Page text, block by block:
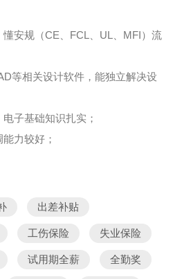
安规（CE、FCL、UL、MFI）流
等相关设计软件，能独立解决设
子基础知识扎实；
力较好；
出差补贴
工伤保险 失业保险
试用期全薪 全勤奖